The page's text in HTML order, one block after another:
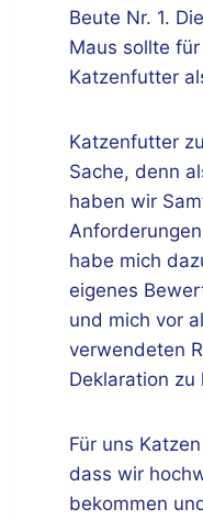
Beute Nr. 1.
Maus sollte
Katzenfutter
Katzenfutter
Sache, denn
haben wir
habe mich
eigenes
und mich vor
verwendeten
Deklaration zu
Für uns
dass wir
bekommen